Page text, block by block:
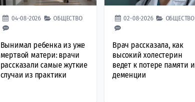
04-08-2026 ОБЩЕСТВО
Вынимал ребенка из уже
мертвой матери: врачи
рассказали самые жуткие
случаи из практики
02-08-2026 ОБЩЕСТВО
Врач рассказала, как
высокий холестерин
ведет к потере памяти и
деменции